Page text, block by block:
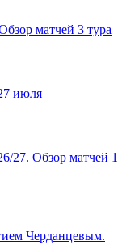
матчей 3 тура
июля
27. Обзор матчей 1
Черданцевым.